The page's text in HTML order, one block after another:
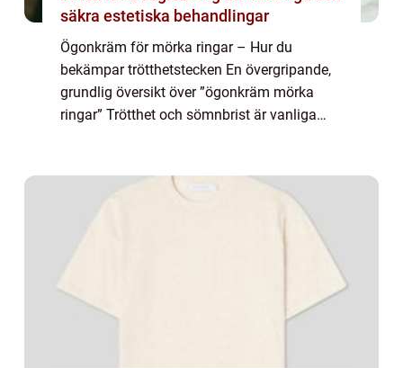
säkra estetiska behandlingar
Ögonkräm för mörka ringar – Hur du
bekämpar trötthetstecken En övergripande,
grundlig översikt över ”ögonkräm mörka
ringar” Trötthet och sömnbrist är vanliga